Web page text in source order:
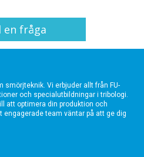
en fråga
smörjteknik. Vi erbjuder allt från FU-
och specialutbildningar i tribologi.
att optimera din produktion och
team väntar på att ge dig